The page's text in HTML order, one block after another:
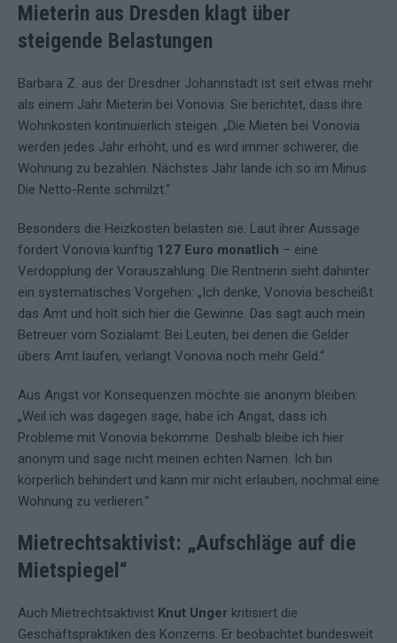
Mieterin aus Dresden klagt über
steigende Belastungen
Barbara Z. aus der Dresdner Johannstadt ist seit etwas mehr
als einem Jahr Mieterin bei Vonovia. Sie berichtet, dass ihre
Wohnkosten kontinuierlich steigen: „Die Mieten bei Vonovia
werden jedes Jahr erhöht, und es wird immer schwerer, die
Wohnung zu bezahlen. Nächstes Jahr lande ich so im Minus.
Die Netto-Rente schmilzt.“
Besonders die Heizkosten belasten sie. Laut ihrer Aussage
fordert Vonovia künftig 127 Euro monatlich – eine
Verdopplung der Vorauszahlung. Die Rentnerin sieht dahinter
ein systematisches Vorgehen: „Ich denke, Vonovia bescheißt
das Amt und holt sich hier die Gewinne. Das sagt auch mein
Betreuer vom Sozialamt: Bei Leuten, bei denen die Gelder
übers Amt laufen, verlangt Vonovia noch mehr Geld.“
Aus Angst vor Konsequenzen möchte sie anonym bleiben:
„Weil ich was dagegen sage, habe ich Angst, dass ich
Probleme mit Vonovia bekomme. Deshalb bleibe ich hier
anonym und sage nicht meinen echten Namen. Ich bin
körperlich behindert und kann mir nicht erlauben, nochmal eine
Wohnung zu verlieren.“
Mietrechtsaktivist: „Aufschläge auf die
Mietspiegel“
Auch Mietrechtsaktivist Knut Unger kritisiert die
Geschäftspraktiken des Konzerns. Er beobachtet bundesweit